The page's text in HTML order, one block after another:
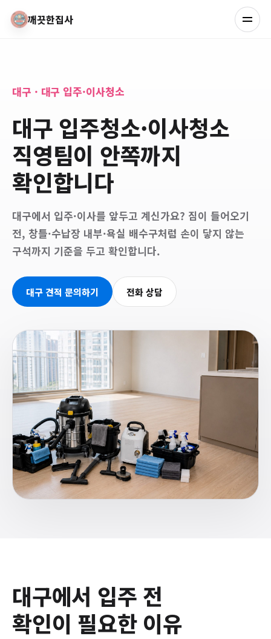
깨끗한집사
대구 · 대구 입주·이사청소
대구 입주청소·이사청소
직영팀이 안쪽까지
확인합니다
대구에서 입주·이사를 앞두고 계신가요? 짐이 들어오기
전, 창틀·수납장 내부·욕실 배수구처럼 손이 닿지 않는
구석까지 기준을 두고 확인합니다.
대구 견적 문의하기 전화 상담
대구에서 입주 전
확인이 필요한 이유